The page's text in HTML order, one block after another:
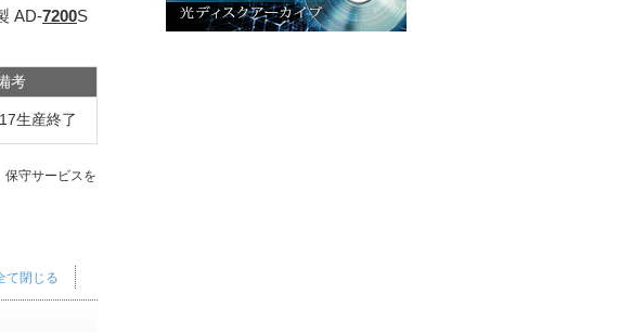
AD-7200S
考
生産終了
保守サービスを
て閉じる